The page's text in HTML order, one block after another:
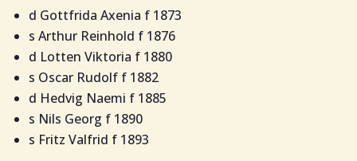
d Gottfrida Axenia f 1873
s Arthur Reinhold f 1876
d Lotten Viktoria f 1880
s Oscar Rudolf f 1882
d Hedvig Naemi f 1885
s Nils Georg f 1890
s Fritz Valfrid f 1893